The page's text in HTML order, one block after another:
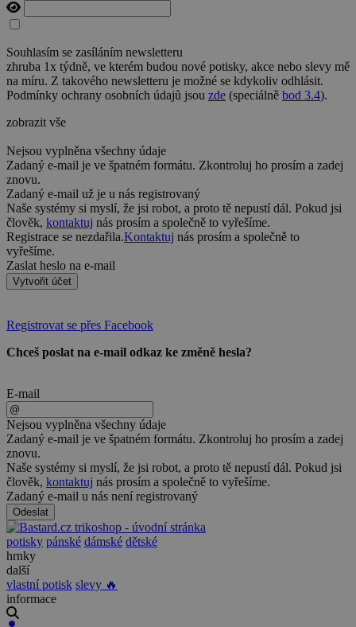
Souhlasím se zasíláním newsletteru
zhruba 1x týdně, ve kterém budou nové potisky, akce nebo slevy mě
na míru. Z takového newsletteru je možné se kdykoliv odhlásit.
Podmínky ochrany osobních údajů jsou zde (speciálně bod 3.4).
zobrazit vše
Nejsou vyplněna všechny údaje
Zadaný e-mail je ve špatném formátu. Zkontroluj ho prosím a zadej
znovu.
Zadaný e-mail už je u nás registrovaný
Naše systémy si myslí, že jsi robot, a proto tě nepustí dál. Pokud jsi
člověk, kontaktuj nás prosím a společně to vyřešíme.
Registrace se nezdařila.Kontaktuj nás prosím a společně to
vyřešíme.
Zaslat heslo na e-mail
Vytvořit účet
Registrovat se přes Facebook
Chceš poslat na e-mail odkaz ke změně hesla?
E-mail
Nejsou vyplněna všechny údaje
Zadaný e-mail je ve špatném formátu. Zkontroluj ho prosím a zadej
znovu.
Naše systémy si myslí, že jsi robot, a proto tě nepustí dál. Pokud jsi
člověk, kontaktuj nás prosím a společně to vyřešíme.
Zadaný e-mail u nás není registrovaný
Odeslat
potisky pánské dámské dětské
hrnky
další
vlastní potisk slevy 🔥
informace